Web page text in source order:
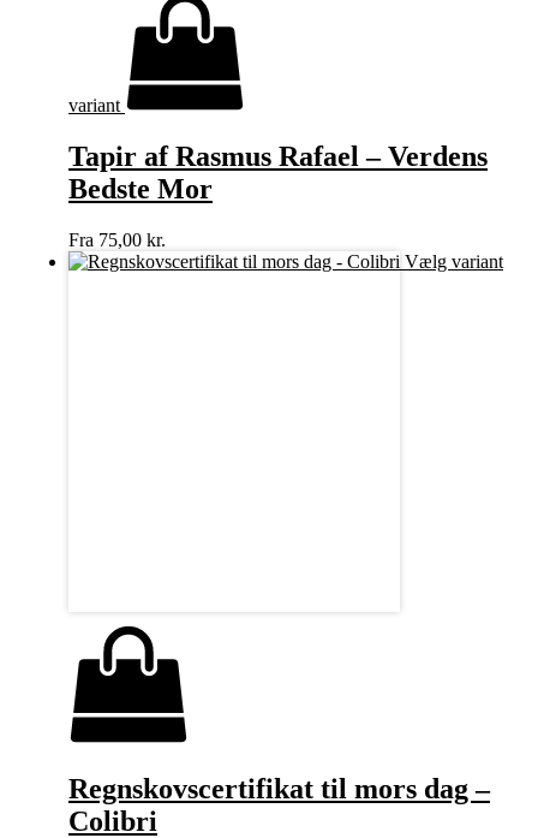
variant
Tapir af Rasmus Rafael – Verdens
Bedste Mor
Fra 75,00 kr.
Vælg variant
Regnskovscertifikat til mors dag –
Colibri